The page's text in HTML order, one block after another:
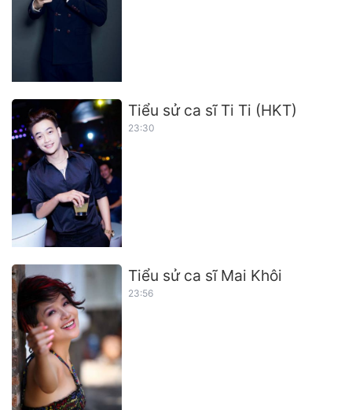
Tiểu sử ca sĩ Ti Ti (HKT)
23:30
Tiểu sử ca sĩ Mai Khôi
23:56